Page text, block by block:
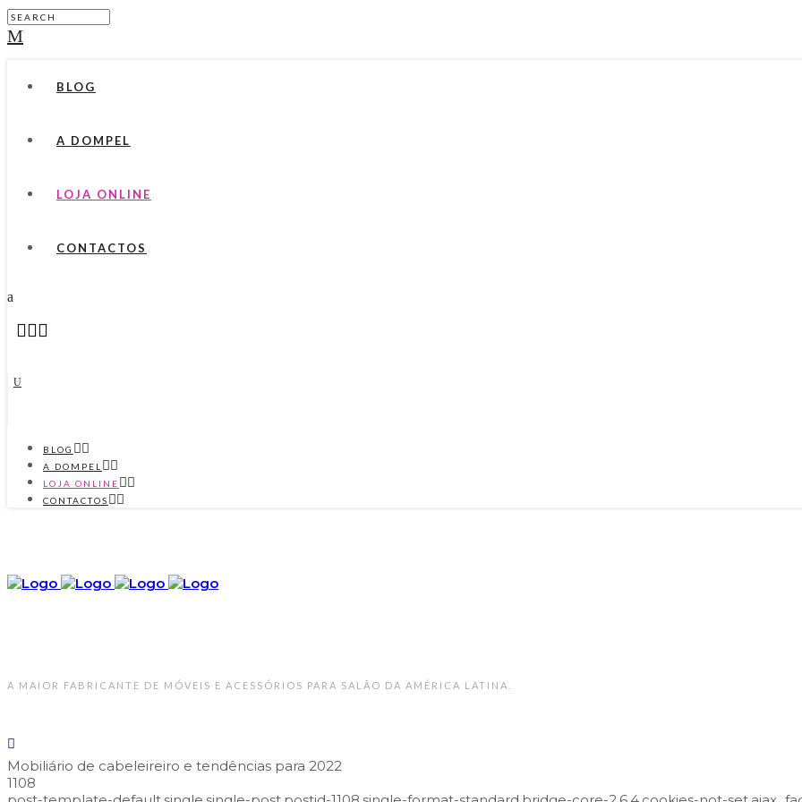
BLOG
A DOMPEL
LOJA ONLINE
CONTACTOS
BLOG
A DOMPEL
LOJA ONLINE
CONTACTOS
A MAIOR FABRICANTE DE MÓVEIS E ACESSÓRIOS PARA SALÃO DA AMÉRICA LATINA.
Mobiliário de cabeleireiro e tendências para 2022
1108